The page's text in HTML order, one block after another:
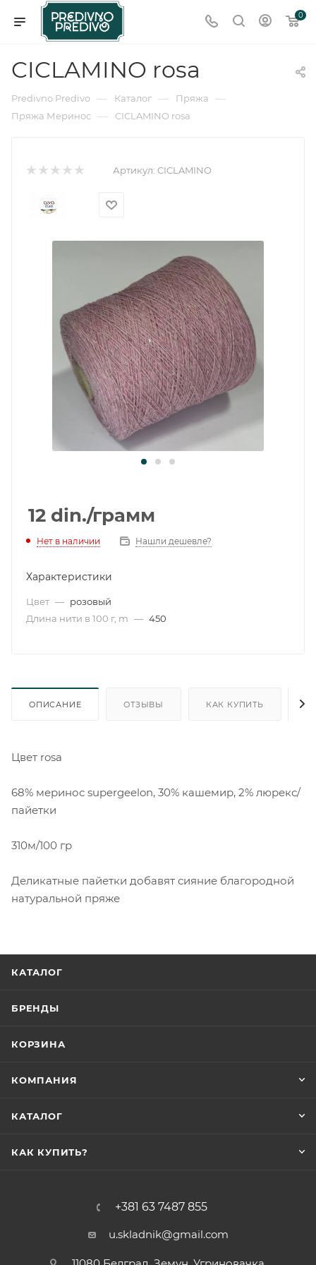
0
CICLAMINO rosa
Predivno Predivo — Каталог — Пряжа —
Пряжа Меринос — CICLAMINO rosa
Артикул: CICLAMINO
12 din./грамм
Нет в наличии Нашли дешевле?
Характеристики
Цвет — розовый
Длина нити в 100 г, m — 450
ОПИСАНИЕ ОТЗЫВЫ КАК КУПИТЬ
Цвет rosa
68% меринос supergeelon, 30% кашемир, 2% люрекс/
пайетки
310м/100 гр
Деликатные пайетки добавят сияние благородной
натуральной пряже
КАТАЛОГ
БРЕНДЫ
КОРЗИНА
КОМПАНИЯ
КАТАЛОГ
КАК КУПИТЬ?
+381 63 7487 855
u.skladnik@gmail.com